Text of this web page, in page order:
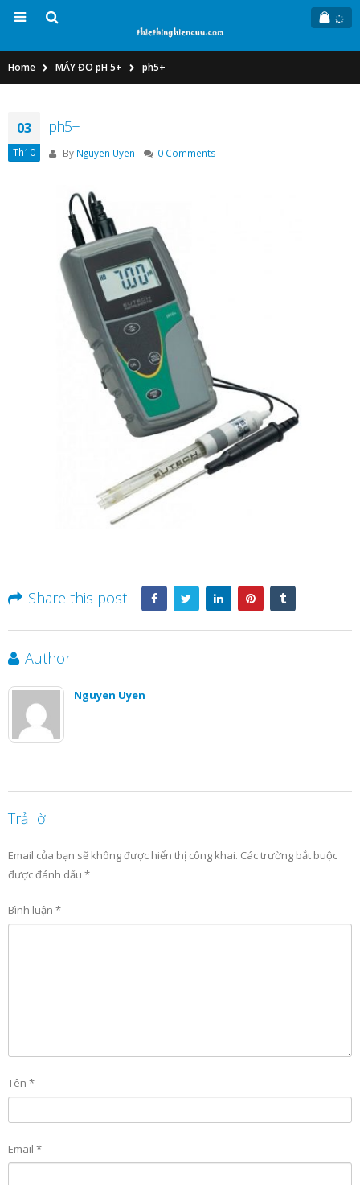
Home MÁY ĐO pH 5+ ph5+
03
Th10
ph5+
By Nguyen Uyen 0 Comments
Share this post
Author
Nguyen Uyen
Trả lời
Email của bạn sẽ không được hiển thị công khai. Các trường bắt buộc
được đánh dấu *
Bình luận *
Tên *
Email *